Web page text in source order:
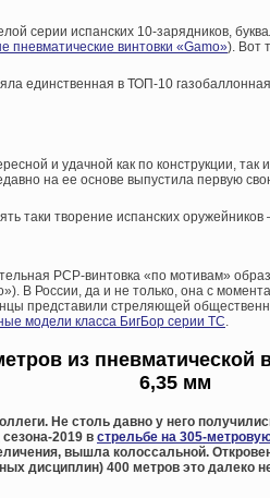
серии испанских 10-зарядников,
пневматические винтовки «Gamo»). Вот
единственная в ТОП-10
и удачной как по конструкции,
на ее основе выпустила первую
таки творение испанских
PCP-винтовка «по мотивам»
В России, да и не только, она с
представили стреляющей
модели класса БигБор серии ТС.
из пневматической
6,35 мм
Не столь давно у него
2019 в стрельбе на 305-
вышла колоссальной.
дисциплин) 400 метров это далеко